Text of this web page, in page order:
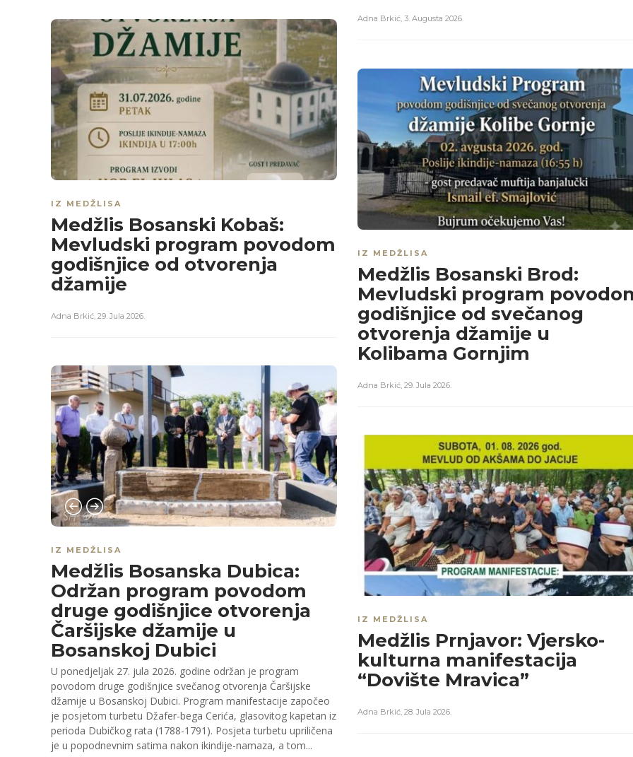
Adna Brkić, 3. Augusta 2026.
IZ MEDŽLISA
Medžlis Bosanski Kobaš:
Mevludski program povodom
godišnjice od otvorenja
džamije
Adna Brkić 29. Jula 2026.
IZ MEDŽLISA
Medžlis Bosanski Brod:
Mevludski program
godišnjice od svečanog
otvorenja džamije u
Kolibama Gornjim
Adna Brkić 29. Jula 2026.
IZ MEDŽLISA
Medžlis Bosanska Dubica:
Održan program povodom
druge godišnjice otvorenja
Čaršijske džamije u
Bosanskoj Dubici
U ponedjeljak 27. jula 2026. godine održan je program
povodom druge godišnjice svečanog otvorenja Čaršijske
džamije u Bosanskoj Dubici. Program manifestacije započeo
je posjetom turbetu Džafer-bega Cerića, glasovitog kapetan iz
perioda Dubičkog rata (1788-1791). Posjeta turbetu upriličena
je u popodnevnim satima nakon ikindije-namaza, a tom...
IZ MEDŽLISA
Medžlis Prnjavor: Vjersko-
kulturna manifestacija
“Dovište Mravica”
Adna Brkić 28. Jula 2026.